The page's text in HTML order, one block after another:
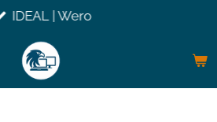
IDEAL | Wero